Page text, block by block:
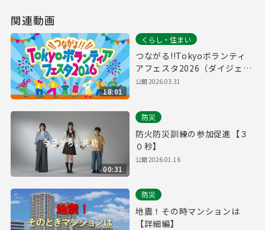
関連動画
18:01
くらし・住まい
つながる!!Tokyoボランティ
アフェスタ2026（ダイジェス
ト版）
公開2026.03.31
00:31
防災
防火防災訓練の参加促進【３
０秒】
公開2026.01.16
防災
地震！その時マンションは
【詳細編】